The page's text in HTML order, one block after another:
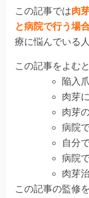
この記事では肉
と病院で行う場
療に悩んでいる
この記事をよむ
陥入
肉芽
肉芽
病院
自分
病院
肉芽
この記事の監修